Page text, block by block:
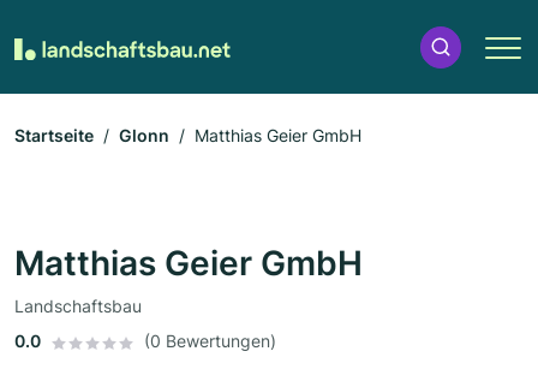
Startseite Glonn Matthias Geier GmbH
Matthias Geier GmbH
Landschaftsbau
0.0
(0 Bewertungen)